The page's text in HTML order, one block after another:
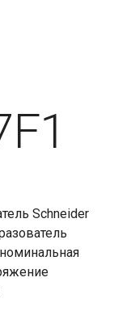
Schneider